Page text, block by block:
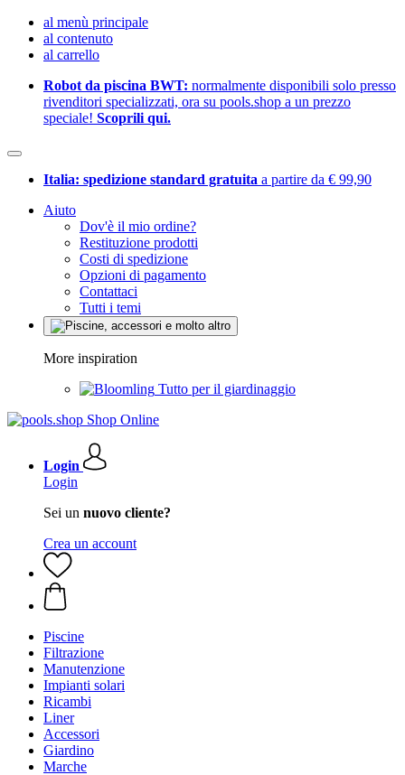
al menù principale
al contenuto
al carrello
Robot da piscina BWT: normalmente disponibili solo presso
rivenditori specializzati, ora su pools.shop a un prezzo
speciale! Scoprili qui.
Italia: spedizione standard gratuita a partire da € 99,90
Aiuto
Dov'è il mio ordine?
Restituzione prodotti
Costi di spedizione
Opzioni di pagamento
Contattaci
Tutti i temi
More inspiration
Tutto per il giardinaggio
Login
Login
Sei un nuovo cliente?
Crea un account
Piscine
Filtrazione
Manutenzione
Impianti solari
Ricambi
Liner
Accessori
Giardino
Marche